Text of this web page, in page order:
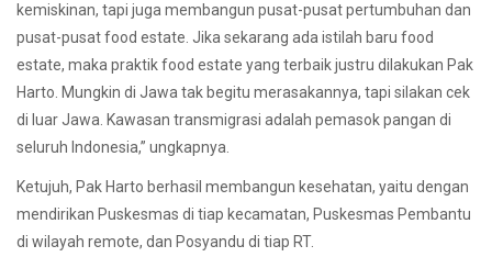
kemiskinan, tapi juga membangun pusat-pusat pertumbuhan dan
pusat-pusat food estate. Jika sekarang ada istilah baru food
estate, maka praktik food estate yang terbaik justru dilakukan Pak
Harto. Mungkin di Jawa tak begitu merasakannya, tapi silakan cek
di luar Jawa. Kawasan transmigrasi adalah pemasok pangan di
seluruh Indonesia,” ungkapnya.
Ketujuh, Pak Harto berhasil membangun kesehatan, yaitu dengan
mendirikan Puskesmas di tiap kecamatan, Puskesmas Pembantu
di wilayah remote, dan Posyandu di tiap RT.